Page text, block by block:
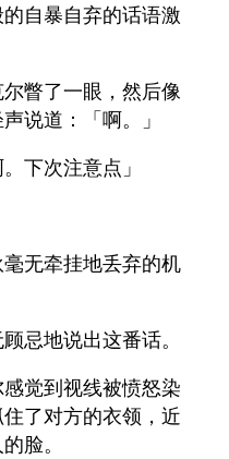
自暴自弃的话语激
瞥了一眼，然后像
说道：「啊。」
下次注意点」
毫无牵挂地丢弃的机
忌地说出这番话。
觉到视线被愤怒染
了对方的衣领，近
脸。